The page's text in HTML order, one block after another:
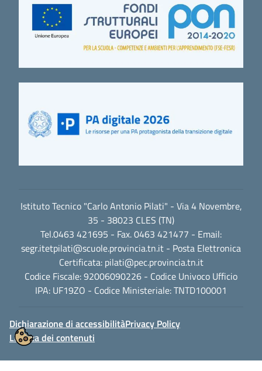
Istituto Tecnico "Carlo Antonio Pilati" - Via 4 Novembre,
35 - 38023 CLES (TN)
Tel.0463 421695 - Fax. 0463 421477 - Email:
segr.itetpilati@scuole.provincia.tn.it - Posta Elettronica
Certificata: pilati@pec.provincia.tn.it
Codice Fiscale: 92006090226 - Codice Univoco Ufficio
IPA: UF19ZO - Codice Ministeriale: TNTD100001
Dichiarazione di accessibilitàPrivacy Policy
Licenza dei contenuti